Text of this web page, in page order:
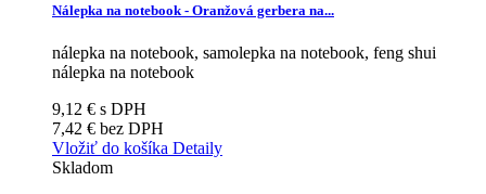
Nálepka na notebook - Oranžová gerbera na...
nálepka na notebook, samolepka na notebook, feng shui
nálepka na notebook
9,12 € s DPH
7,42 € bez DPH
Vložiť do košíka Detaily
Skladom